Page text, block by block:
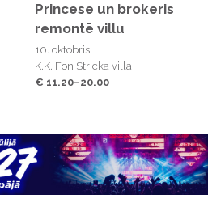
Princese un brokeris
remontē villu
10. oktobris
K.K. Fon Stricka villa
€ 11.20–20.00